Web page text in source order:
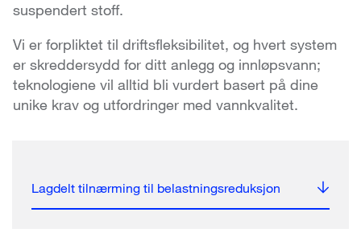
suspendert stoff.
Vi er forpliktet til driftsfleksibilitet, og hvert system
er skreddersydd for ditt anlegg og innløpsvann;
teknologiene vil alltid bli vurdert basert på dine
unike krav og utfordringer med vannkvalitet.
Lagdelt tilnærming til belastningsreduksjon